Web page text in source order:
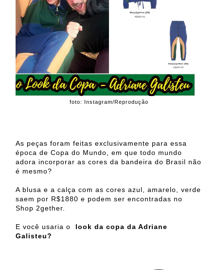
foto: Instagram/Reprodução
As peças foram feitas exclusivamente para essa
época de Copa do Mundo, em que todo mundo
adora incorporar as cores da bandeira do Brasil não
é mesmo?
A blusa e a calça com as cores azul, amarelo, verde
saem por R$1880 e podem ser encontradas no
Shop 2gether.
E você usaria o
look da copa da Adriane
Galisteu?